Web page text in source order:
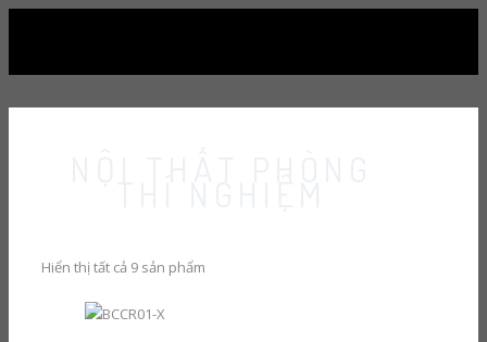
Hiển thị tất cả 9 sản phẩm